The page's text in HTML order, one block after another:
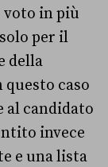
in più
per il
della
caso
al candidato
invece
e una lista